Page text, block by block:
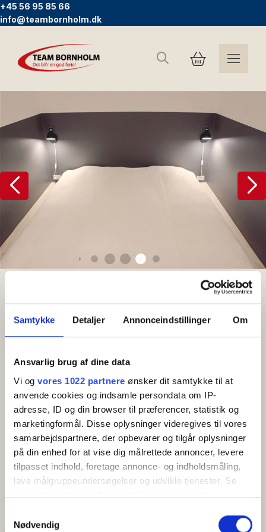
Samtykke Detaljer Annonceindstillinger Om
Ansvarlig brug af dine data
Vi og vores 1022 partnere ønsker dit samtykke til at
anvende cookies og indsamle persondata om IP-
adresse, ID og din browser til præferencer, statistik og
marketingformål. Disse oplysninger videregives til vores
samarbejdspartnere, der opbevarer og tilgår oplysninger
på din enhed for at vise dig målrettede annoncer, levere
tilpasset indhold, foretage annonce- og indholdsmåling,
lave målgruppeundersøgelser og udvikle tjenester. Se
mere information underindstillingerog i vores
tilbage eller ændre indstillinger fra vores
Nødvendig
+45 56 95 85 66
info@teambornholm.dk
Sök
Semesterlägenhet för 4-6
personer
Område: Sandvig
Vacker semesterlägenhet designad av den
bornholmska designern Pernille Bülow.
Lägenheternas inredning är designad av den välkända
bornholmska designern Pernille Bülow. Du kan därför
Semesterlägenheterna, som alla ligger på
Visa mer